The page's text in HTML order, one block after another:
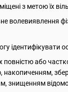
з метою їх
волевиявлення
ідентифікувати
повністю або
накопиченням,
знищенням